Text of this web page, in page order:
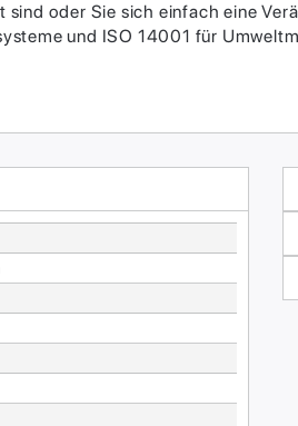
oder Sie sich einfach eine
und ISO 14001 für